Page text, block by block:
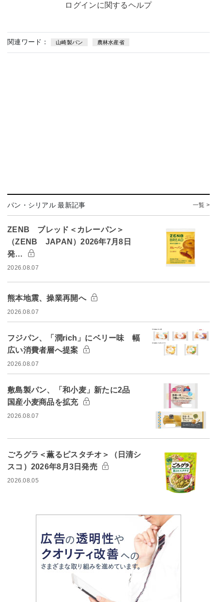
ログインに関するヘルプ
関連ワード： 山崎製パン 農林水産省
パン・シリアル 最新記事 一覧 >
ZENB ブレッド＜カレーパン＞
（ZENB JAPAN）2026年7月8日
発…
2026.08.07
熊本地震、操業再開へ
2026.08.07
フジパン、「潤rich」にベリー味 幅
広い消費者層へ提案
2026.08.07
敷島製パン、「和小麦」新たに2品
国産小麦商品を拡充
2026.08.07
ごろグラ＜薫るピスタチオ＞（日清シ
スコ）2026年8月3日発売
2026.08.05